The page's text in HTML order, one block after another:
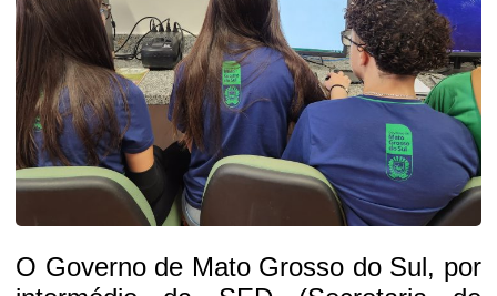
O Governo de Mato Grosso do Sul, por